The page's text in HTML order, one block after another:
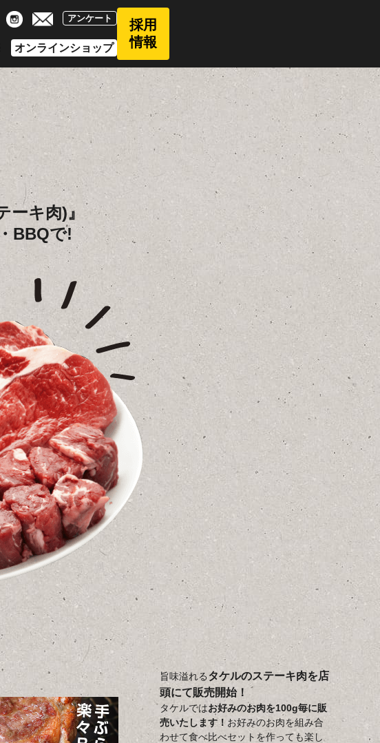
アンケート
オンラインショップ
採用
情報
ーキ肉)』
BBQで!
旨味溢れるタケルのステーキ肉を店
頭にて販売開始！
タケルではお好みのお肉を100g毎に販
売いたします！ お好みのお肉を組み合
わせて食べ比べセットを作っても楽し